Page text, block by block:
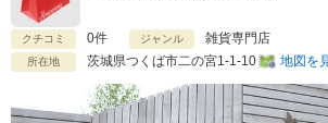
クチコミ 0件 ジャンル 雑貨専門店
所在地 茨城県つくば市二の宮1-1-10 地図を